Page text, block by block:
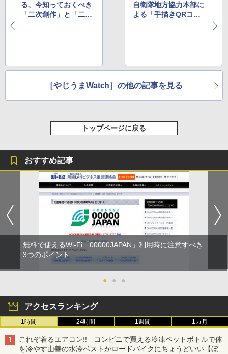
る、今知っておくべき
「二次創作」と「二次
自衛隊地方協力本部に
よる「手描きQRコー
［やじうまWatch］の他の記事を見る
トップページに戻る
おすすめ記事
無料で使えるWi-Fi「00000JAPAN」利用時に注意すべき
3つのポイント
● ● ●
アクセスランキング
1時間 24時間 1週間 1カ月
これぞ着るエアコン!! コンビニで買える冷凍ペットボトルで体
を冷やす山善の水冷ベストがロードバイクにちょうどいい【ぼっ